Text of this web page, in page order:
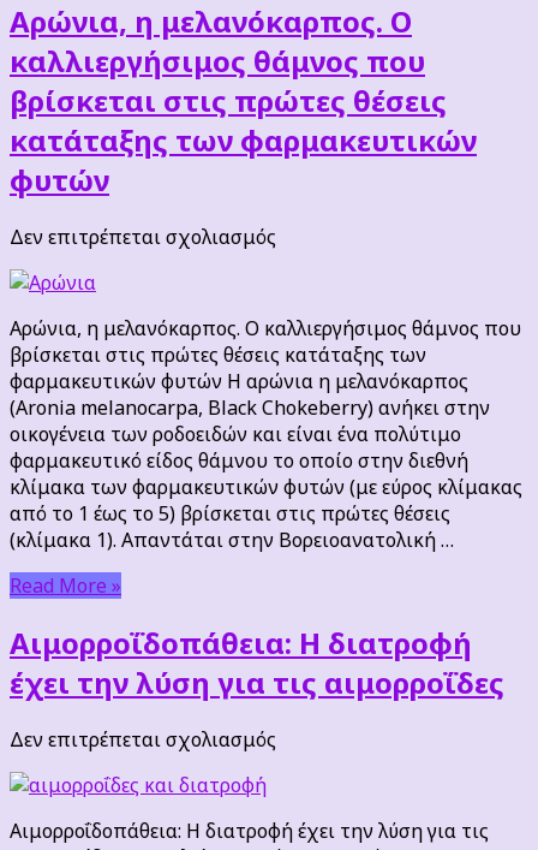
Αρώνια, η μελανόκαρπος. Ο
καλλιεργήσιμος θάμνος που
βρίσκεται στις πρώτες θέσεις
κατάταξης των φαρμακευτικών
φυτών
Δεν επιτρέπεται σχολιασμός
μελανόκαρπος.
Ο
καλλιεργήσιμος
θάμνος
που
βρίσκεται
στις
πρώτες
θέσεις
κατάταξης
φυτών
Αρώνια, η μελανόκαρπος. Ο καλλιεργήσιμος θάμνος που
βρίσκεται στις πρώτες θέσεις κατάταξης των
φαρμακευτικών φυτών Η αρώνια η μελανόκαρπος
(Aronia melanocarpa, Black Chokeberry) ανήκει στην
οικογένεια των ροδοειδών και είναι ένα πολύτιμο
φαρμακευτικό είδος θάμνου το οποίο στην διεθνή
κλίμακα των φαρμακευτικών φυτών (με εύρος κλίμακας
από το 1 έως το 5) βρίσκεται στις πρώτες θέσεις
(κλίμακα 1). Απαντάται στην Βορειοανατολική …
Read More »
Αιμορροΐδοπάθεια: Η διατροφή
έχει την λύση για τις αιμορροΐδες
Δεν επιτρέπεται σχολιασμός
διατροφή
έχει
Αιμορροΐδοπάθεια: Η διατροφή έχει την λύση για τις